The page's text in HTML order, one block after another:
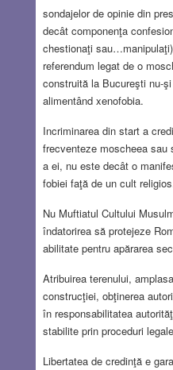
sondajelor de opinie din
decât componenţa
chestionaţi
referendum legat de o
construită la Bucureşti nu-
alimentând xenofobia.
Incriminarea din start a
frecventeze moscheea sau
a ei, nu este decât o
fobiei faţă de un cult
Nu Muftiatul Cultului
îndatorirea să protejeze
abilitate pentru apărarea
Atribuirea terenului,
construcţiei, obţinerea
în responsabilitatea
stabilite prin proceduri
Libertatea de credinţă e